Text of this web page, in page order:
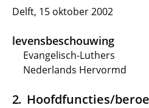
Delft, 15 oktober 2002
levensbeschouwing
Evangelisch-Luthers
Nederlands Hervormd
Hoofdfuncties/